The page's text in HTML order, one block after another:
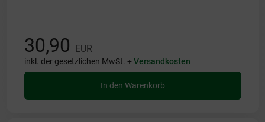
30,90 EUR
inkl. der gesetzlichen MwSt. +Versandkosten
In den Warenkorb